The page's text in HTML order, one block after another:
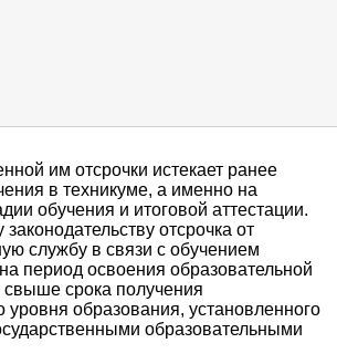
им отсрочки истекает ранее
в техникуме, а именно на
обучения и итоговой аттестации.
отсрочка от
службу в связи с обучением
период освоения образовательной
срока получения
уровня образования, установленного
образовательными